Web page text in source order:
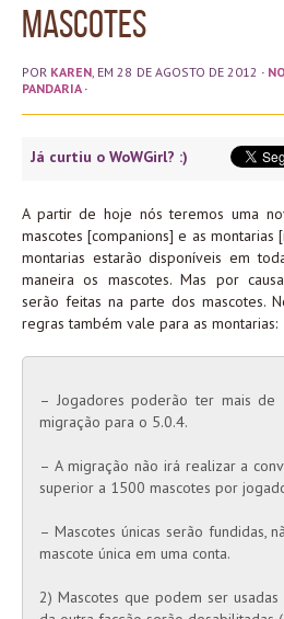
Mascotes
POR KAREN , EM 28 DE AGOSTO DE 2012 ·
PANDARIA·
Já curtiu o WoWGirl? :)
A partir de hoje nós teremos uma
mascotes [companions] e as montarias
montarias estarão disponíveis em
maneira os mascotes. Mas por
serão feitas na parte dos mascotes.
regras também vale para as montarias:
– Jogadores poderão ter mais de
migração para o 5.0.4.
– A migração não irá realizar a
superior a 1500 mascotes por
– Mascotes únicas serão fundidas,
mascote única em uma conta.
2) Mascotes que podem ser